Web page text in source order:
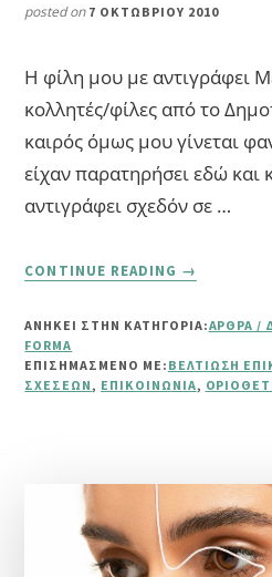
posted on 7 ΟΚΤΩΒΡΊΟΥ 2010
Η φίλη μου με αντιγράφει
κολλητές/φίλες από το
καιρός όμως μου γίνεται
είχαν παρατηρήσει εδώ και
αντιγράφει σχεδόν σε …
CONTINUE READING
ΣΚΈΨΕΙΣ
→
ΑΝΗΚΕΙ ΣΤΗΝ ΚΑΤΗΓΟΡΙΑ:ΆΡΘΡΑ /
FORMA
ΕΠΙΣΗΜΑΣΜΈΝΟ ΜΕ: ΒΕΛΤΊΩΣΗ
ΣΧΈΣΕΩΝ , ΕΠΙΚΟΙΝΩΝΊΑ,